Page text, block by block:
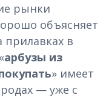
рынки
объясняет
прилавках в
арбузы из
» имеет
— уже с